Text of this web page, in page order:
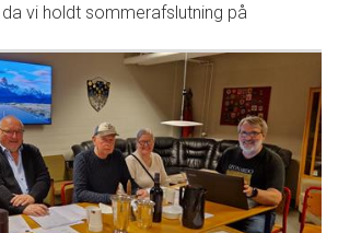
vi holdt sommerafslutning på